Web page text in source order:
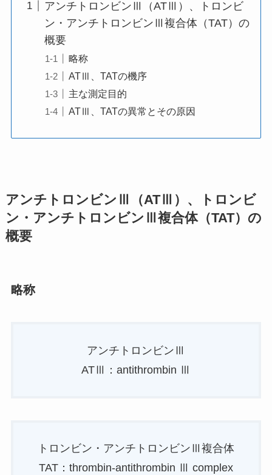
アンチトロンビンⅢ（ATⅢ）、トロンビ
ン・アンチトロンビンⅢ複合体（TAT）の
概要
略称
ATⅢ、TATの機序
主な測定目的
ATⅢ、TATの異常とその原因
アンチトロンビンⅢ（ATⅢ）、トロンビ
ン・アンチトロンビンⅢ複合体（TAT）の
概要
略称
アンチトロンビンⅢ
ATⅢ：antithrombin Ⅲ
トロンビン・アンチトロンビンⅢ複合体
TAT：thrombin-antithrombin Ⅲ complex